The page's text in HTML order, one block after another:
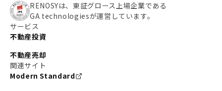
RENOSYは、東証グロース上場企業である
GA technologiesが運営しています。
サービス
不動産投資
不動産売却
関連サイト
Modern Standard